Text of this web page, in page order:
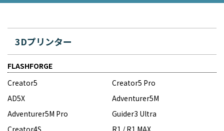
3Dプリンター
FLASHFORGE
Creator5
Creator5 Pro
AD5X
Adventurer5M
Adventurer5M Pro
Guider3 Ultra
Creator4S
R1 / R1 MAX